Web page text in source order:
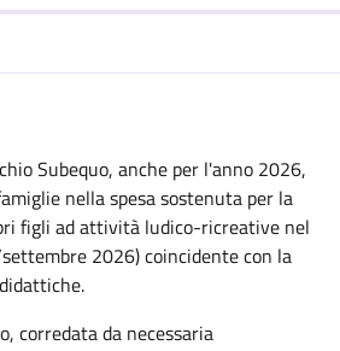
Subequo, anche per l'anno 2026,
nella spesa sostenuta per la
figli ad attività ludico-ricreative nel
2026) coincidente con la
corredata da necessaria